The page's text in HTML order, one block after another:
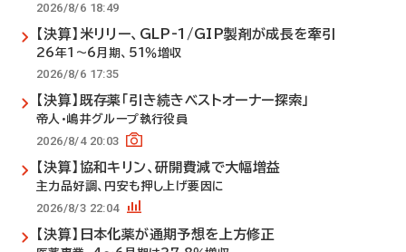
2026/8/6 18:49
【決算】米リリー、GLP-1/GIP製剤が成長を牽引
26年1～6月期、51％増収
2026/8/6 17:35
【決算】既存薬「引き続きベストオーナー探索」
帝人・嶋井グループ執行役員
2026/8/4 20:03
【決算】協和キリン、研開費減で大幅増益
主力品好調、円安も押し上げ要因に
2026/8/3 22:04
【決算】日本化薬が通期予想を上方修正